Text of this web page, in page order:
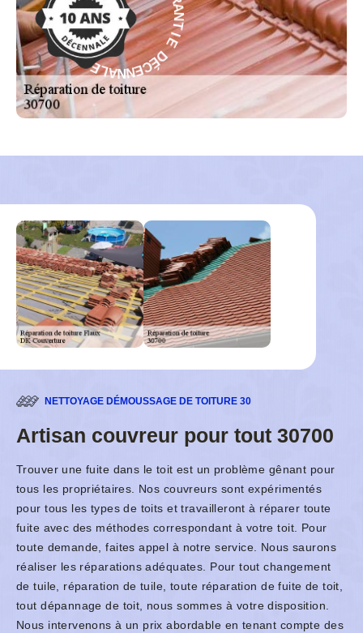
G
A
R
A
N
T
I
E
D I
E
D
É
C
E
N
N
A
L
E
-
NETTOYAGE DÉMOUSSAGE DE TOITURE 30
Artisan couvreur pour tout 30700
Trouver une fuite dans le toit est un problème gênant pour
tous les propriétaires. Nos couvreurs sont expérimentés
pour tous les types de toits et travailleront à réparer toute
fuite avec des méthodes correspondant à votre toit. Pour
toute demande, faites appel à notre service. Nous saurons
réaliser les réparations adéquates. Pour tout changement
de tuile, réparation de tuile, toute réparation de fuite de toit,
tout dépannage de toit, nous sommes à votre disposition.
Nous intervenons à un prix abordable en tenant compte des